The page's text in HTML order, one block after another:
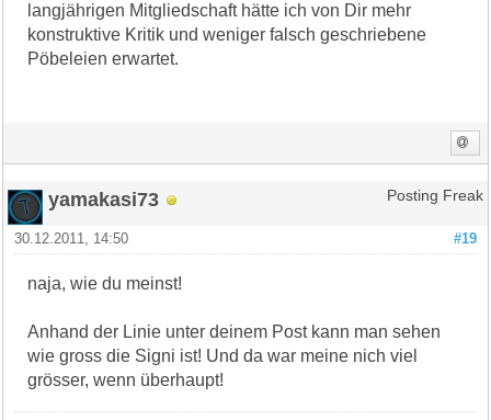
langjährigen Mitgliedschaft hätte ich von Dir mehr
konstruktive Kritik und weniger falsch geschriebene
Pöbeleien erwartet.
yamakasi73 Posting Freak
#19
30.12.2011, 14:50
naja, wie du meinst!
Anhand der Linie unter deinem Post kann man sehen
wie gross die Signi ist! Und da war meine nich viel
grösser, wenn überhaupt!